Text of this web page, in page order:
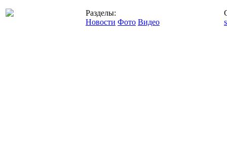
Разделы:
Новости Фото Видео